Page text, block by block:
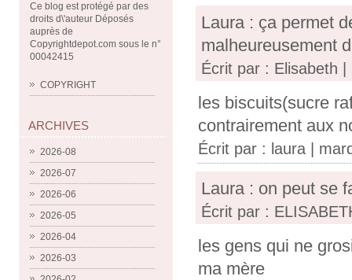
Ce blog est protégé par des
droits d\'auteur Déposés
auprès de
Copyrightdepot.com sous le n°
00042415
COPYRIGHT
ARCHIVES
2026-08
2026-07
2026-06
2026-05
2026-04
2026-03
Laura : ça permet
malheureusement
Écrit par : Elisabeth
les biscuits(sucre
contrairement aux
Écrit par : laura |
Laura : on peut se
Écrit par :
les gens qui ne
ma mère